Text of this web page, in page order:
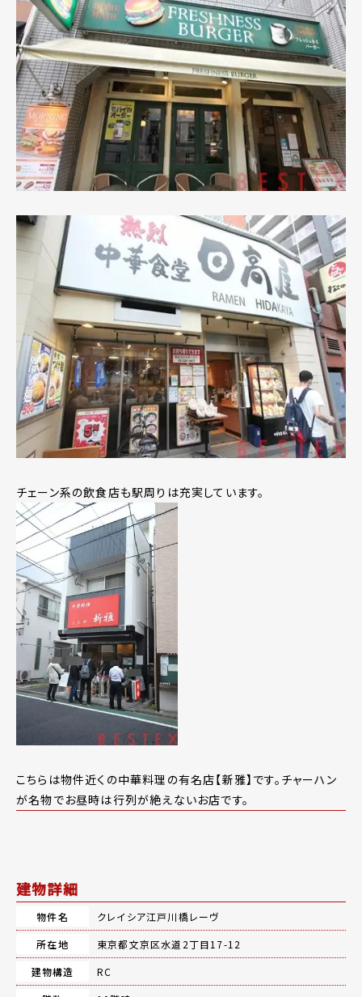
チェーン系の飲食店も駅周りは充実しています。
こちらは物件近くの中華料理の有名店【新雅】です。チャーハン
が名物でお昼時は行列が絶えないお店です。
建物詳細
物件名
クレイシア江戸川橋レーヴ
所在地
東京都文京区水道2丁目17-12
建物構造
RC